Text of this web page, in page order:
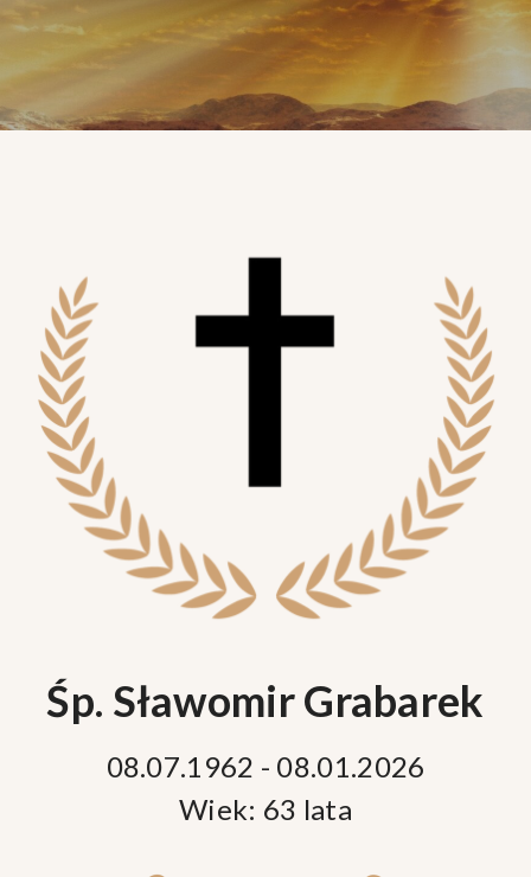
Śp. Sławomir Grabarek
08.07.1962 - 08.01.2026
Wiek: 63 lata